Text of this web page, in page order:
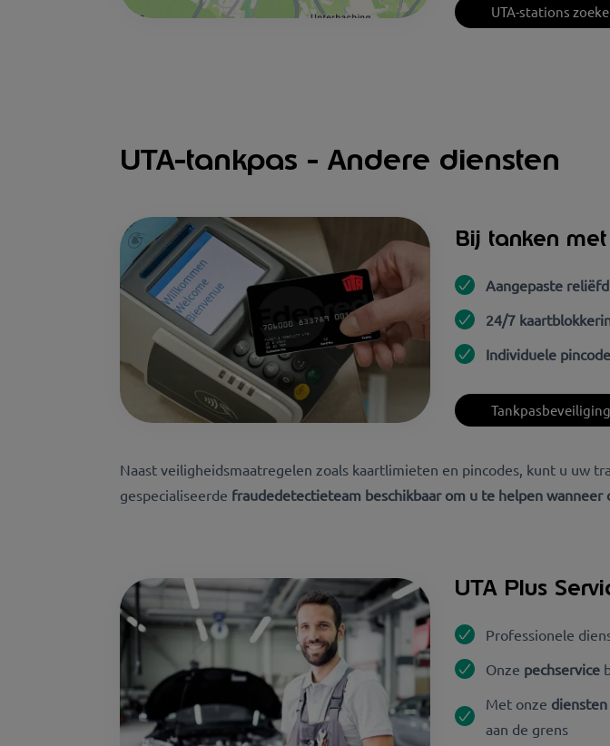
UTA-stations
UTA-tankpas - Andere diensten
Bij tanken
Aangepaste
24/7
Individuele
Tankpasbeveiliging
Naast veiligheidsmaatregelen zoals kaartlimieten en pincodes, kunt u uw
gespecialiseerde fraudedetectieteam beschikbaar om u te helpen wanneer
UTA Plus
Professionele
Onze pechservice
Met onze diensten
aan de grens